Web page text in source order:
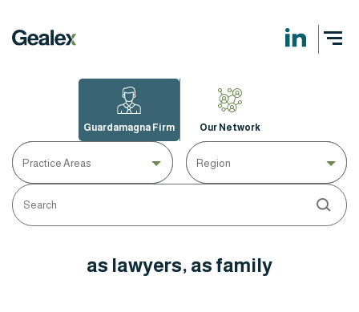
Guardamagna Firm Our Network
Practice Areas Region
as lawyers, as family